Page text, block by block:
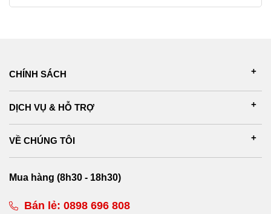
CHÍNH SÁCH
DỊCH VỤ & HỖ TRỢ
VỀ CHÚNG TÔI
Mua hàng (8h30 - 18h30)
Bán lẻ: 0898 696 808